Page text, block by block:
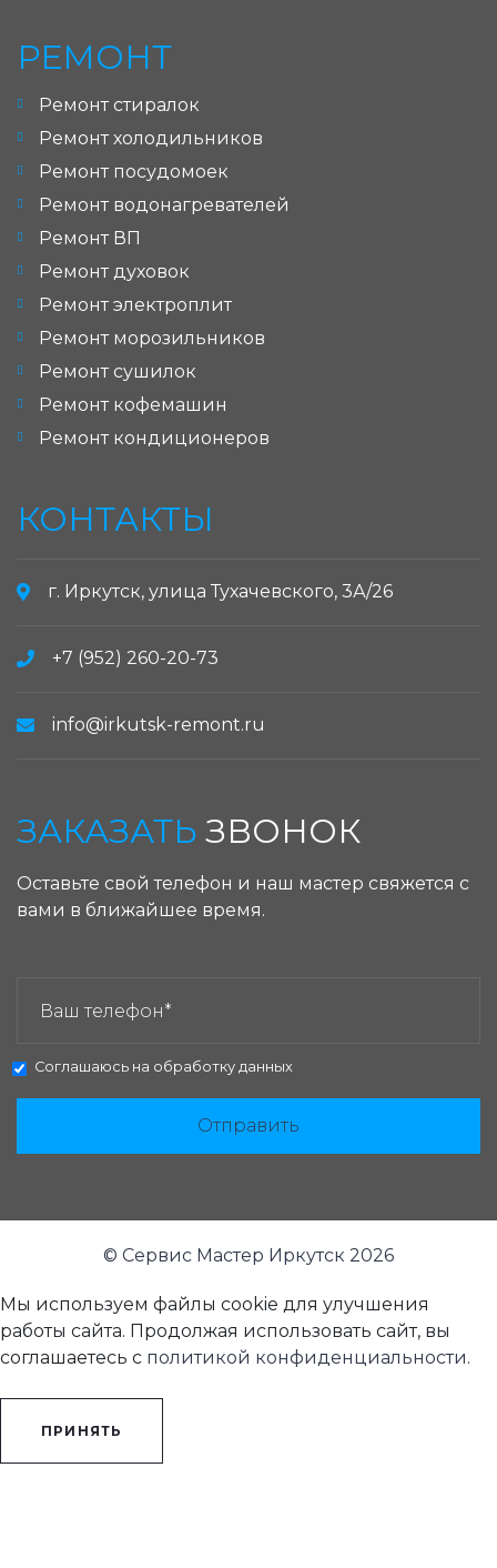
РЕМОНТ
Ремонт стиралок
Ремонт холодильников
Ремонт посудомоек
Ремонт водонагревателей
Ремонт ВП
Ремонт духовок
Ремонт электроплит
Ремонт морозильников
Ремонт сушилок
Ремонт кофемашин
Ремонт кондиционеров
КОНТАКТЫ
г. Иркутск, улица Тухачевского, 3А/26
+7 (952) 260-20-73
info@irkutsk-remont.ru
ЗАКАЗАТЬ ЗВОНОК
Оставьте свой телефон и наш мастер свяжется с
вами в ближайшее время.
Соглашаюсь на обработку данных
Отправить
© Сервис Мастер Иркутск 2026
Мы используем файлы cookie для улучшения
работы сайта. Продолжая использовать сайт, вы
соглашаетесь с политикой конфиденциальности.
ПРИНЯТЬ